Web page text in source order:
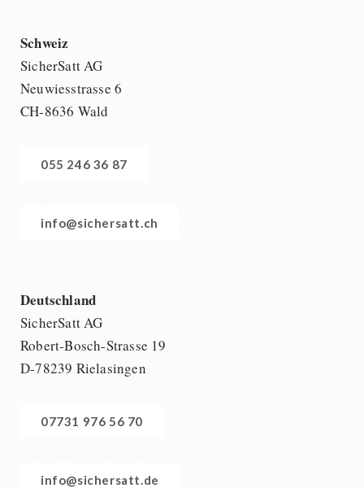
Schweiz
SicherSatt AG
Neuwiesstrasse 6
CH-8636 Wald
055 246 36 87
info@sichersatt.ch
Deutschland
SicherSatt AG
Robert-Bosch-Strasse 19
D-78239 Rielasingen
07731 976 56 70
info@sichersatt.de